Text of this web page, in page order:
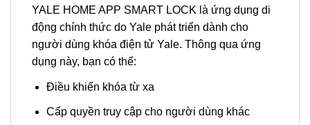
YALE HOME APP SMART LOCK là ứng dụng di
động chính thức do Yale phát triển dành cho
người dùng khóa điện tử Yale. Thông qua ứng
dụng này, bạn có thể:
Điều khiển khóa từ xa
Cấp quyền truy cập cho người dùng khác